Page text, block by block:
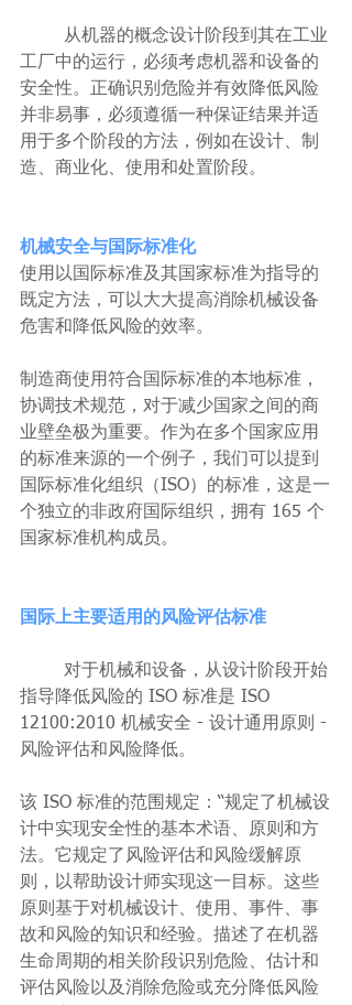
工厂中的运行，必须考虑机器和设备的
安全性。正确识别危险并有效降低风险
并非易事，必须遵循一种保证结果并适
用于多个阶段的方法，例如在设计、制
造、商业化、使用和处置阶段。
机械安全与国际标准化
使用以国际标准及其国家标准为指导的
既定方法，可以大大提高消除机械设备
危害和降低风险的效率。
制造商使用符合国际标准的本地标准，
协调技术规范，对于减少国家之间的商
业壁垒极为重要。作为在多个国家应用
的标准来源的一个例子，我们可以提到
国际标准化组织（ISO）的标准，这是一
个独立的非政府国际组织，拥有 165 个
国家标准机构成员。
国际上主要适用的风险评估标准
指导降低风险的 ISO 标准是 ISO
12100:2010 机械安全 - 设计通用原则 -
风险评估和风险降低。
该 ISO 标准的范围规定：“规定了机械设
计中实现安全性的基本术语、原则和方
法。它规定了风险评估和风险缓解原
则，以帮助设计师实现这一目标。这些
原则基于对机械设计、使用、事件、事
故和风险的知识和经验。描述了在机器
生命周期的相关阶段识别危险、估计和
评估风险以及消除危险或充分降低风险